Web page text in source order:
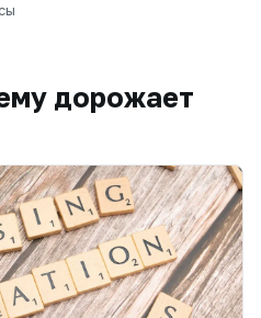
дорожает